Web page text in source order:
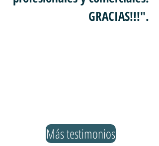
GRACIAS!!!".
Más testimonios